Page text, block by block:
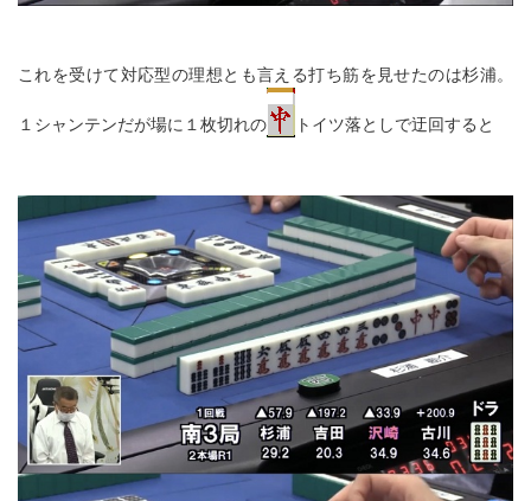
これを受けて対応型の理想とも言える打ち筋を見せたのは杉浦。
１シャンテンだが場に１枚切れの トイツ落としで迂回すると